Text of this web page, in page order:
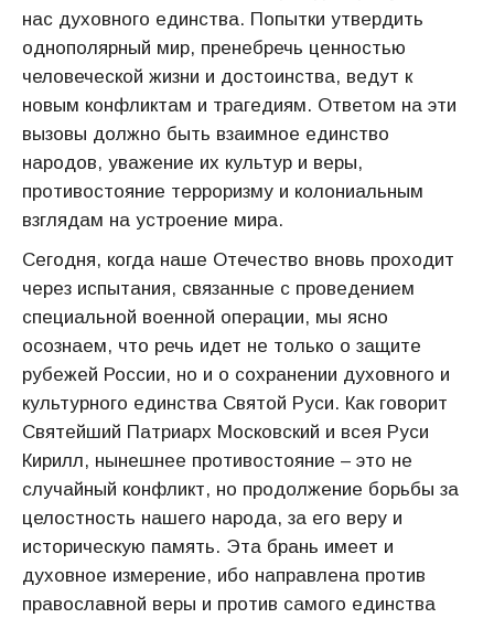
нас духовного единства. Попытки утвердить
однополярный мир, пренебречь ценностью
человеческой жизни и достоинства, ведут к
новым конфликтам и трагедиям. Ответом на эти
вызовы должно быть взаимное единство
народов, уважение их культур и веры,
противостояние терроризму и колониальным
взглядам на устроение мира.
Сегодня, когда наше Отечество вновь проходит
через испытания, связанные с проведением
специальной военной операции, мы ясно
осознаем, что речь идет не только о защите
рубежей России, но и о сохранении духовного и
культурного единства Святой Руси. Как говорит
Святейший Патриарх Московский и всея Руси
Кирилл, нынешнее противостояние – это не
случайный конфликт, но продолжение борьбы за
целостность нашего народа, за его веру и
историческую память. Эта брань имеет и
духовное измерение, ибо направлена против
православной веры и против самого единства